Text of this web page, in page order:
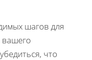
шагов для
вашего
что